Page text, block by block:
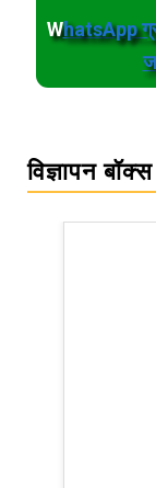
WhatsApp
विज्ञापन बॉक्स